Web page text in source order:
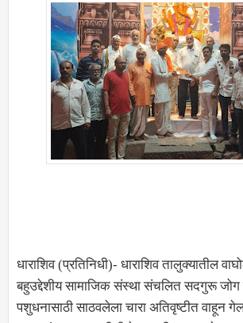
धाराशिव (प्रतिनिधी)- धाराशिव तालुक्यातील
बहुउद्देशीय सामाजिक संस्था संचलित सदगुरू जोग
पशुधनासाठी साठवलेला चारा अतिवृष्टीत वाहून